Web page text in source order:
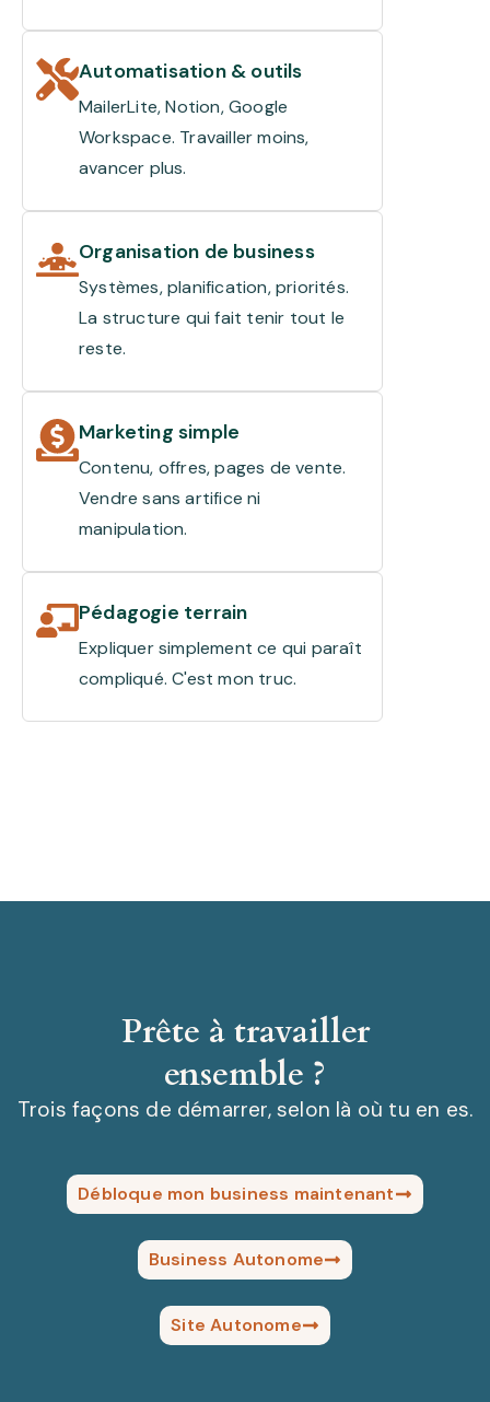
Automatisation & outils
MailerLite, Notion, Google
Workspace. Travailler moins,
avancer plus.
Organisation de business
Systèmes, planification, priorités.
La structure qui fait tenir tout le
reste.
Marketing simple
Contenu, offres, pages de vente.
Vendre sans artifice ni
manipulation.
Pédagogie terrain
Expliquer simplement ce qui paraît
compliqué. C'est mon truc.
Prête à travailler
ensemble ?
Trois façons de démarrer, selon là où tu en es.
Débloque mon business maintenant
Business Autonome
Site Autonome